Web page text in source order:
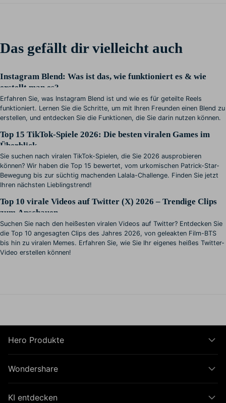
Das gefällt dir vielleicht auch
Instagram Blend: Was ist das, wie funktioniert es & wie
erstellt man es?
Erfahren Sie, was Instagram Blend ist und wie es für geteilte Reels
funktioniert. Lernen Sie die Schritte, um mit Ihren Freunden einen Blend zu
erstellen, und entdecken Sie die Funktionen, die Sie darin nutzen können.
Top 15 TikTok-Spiele 2026: Die besten viralen Games im
Überblick
Sie suchen nach viralen TikTok-Spielen, die Sie 2026 ausprobieren
können? Wir haben die Top 15 bewertet, vom urkomischen Patrick-Star-
Bewegung bis zur süchtig machenden Lalala-Challenge. Finden Sie jetzt
Ihren nächsten Lieblingstrend!
Top 10 virale Videos auf Twitter (X) 2026 – Trendige Clips
zum Anschauen
Suchen Sie nach den heißesten viralen Videos auf Twitter? Entdecken Sie
die Top 10 angesagten Clips des Jahres 2026, von geleakten Film-BTS
bis hin zu viralen Memes. Erfahren Sie, wie Sie Ihr eigenes heißes Twitter-
Video erstellen können!
Hero Produkte
Wondershare
KI entdecken